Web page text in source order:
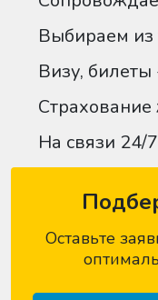
Выбираем из
Визу, билеты
На связи 24/
Оставьте